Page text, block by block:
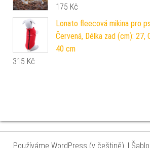
175 Kč
Lonato fleecová mikina pro
Červená, Délka zad (cm): 27,
40 cm
315 Kč
Používáme WordPress (v češtině).